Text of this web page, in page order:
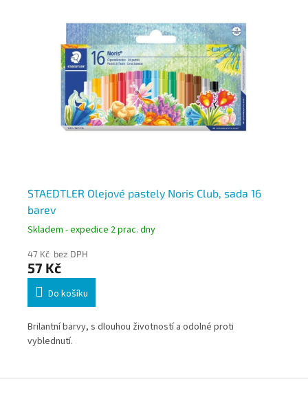
STAEDTLER Olejové pastely Noris Club, sada 16
barev
Skladem - expedice 2 prac. dny
47 Kč bez DPH
57 Kč
Do košíku
Brilantní barvy, s dlouhou životností a odolné proti
vyblednutí.